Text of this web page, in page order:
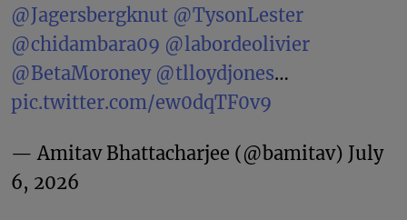
@Jagersbergknut @TysonLester
@chidambara09 @labordeolivier
@BetaMoroney @tlloydjones…
pic.twitter.com/ew0dqTF0v9
— Amitav Bhattacharjee (@bamitav) July
6, 2026